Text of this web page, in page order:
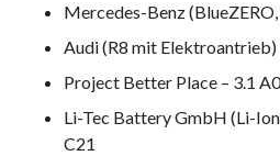
Mercedes-Benz
Audi (R8 mit Elektroantrieb)
Project Better Place – 3.1
Li-Tec Battery GmbH (Li-
C21